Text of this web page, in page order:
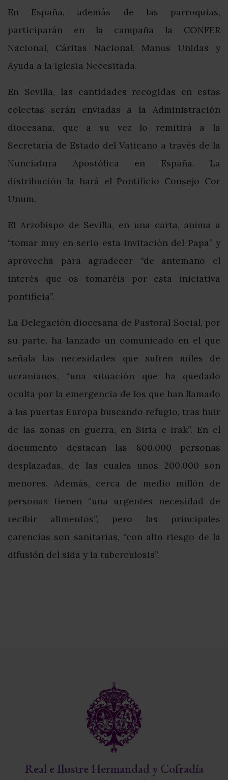
En España, además de las parroquias,
participarán en la campaña la CONFER
Nacional, Cáritas Nacional, Manos Unidas y
Ayuda a la Iglesia Necesitada.
En Sevilla, las cantidades recogidas en estas
colectas serán enviadas a la Administración
diocesana, que a su vez lo remitirá a la
Secretaría de Estado del Vaticano a través de la
Nunciatura Apostólica en España. La
distribución la hará el Pontificio Consejo Cor
Unum.
El Arzobispo de Sevilla, en una carta, anima a
“tomar muy en serio esta invitación del Papa” y
aprovecha para agradecer “de antemano el
interés que os tomaréis por esta iniciativa
pontificia”.
La Delegación diocesana de Pastoral Social, por
su parte, ha lanzado un comunicado en el que
señala las necesidades que sufren miles de
ucranianos, “una situación que ha quedado
oculta por la emergencia de los que han llamado
a las puertas Europa buscando refugio, tras huir
de las zonas en guerra, en Siria e Irak”. En el
documento destacan las 800.000 personas
desplazadas, de las cuales unos 200.000 son
menores. Además, cerca de medio millón de
personas tienen “una urgentes necesidad de
recibir alimentos”, pero las principales
carencias son sanitarias, “con alto riesgo de la
difusión del sida y la tuberculosis”.
Real e Ilustre Hermandad y Cofradía